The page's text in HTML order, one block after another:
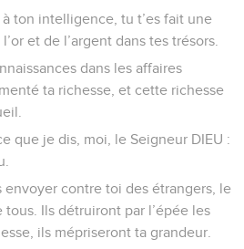
ton intelligence, tu t’es fait une
et de l’argent dans tes trésors.
dans les affaires
ta richesse, et cette richesse
que je dis, moi, le Seigneur DIEU :
envoyer contre toi des étrangers, le
Ils détruiront par l’épée les
ils mépriseront ta grandeur.